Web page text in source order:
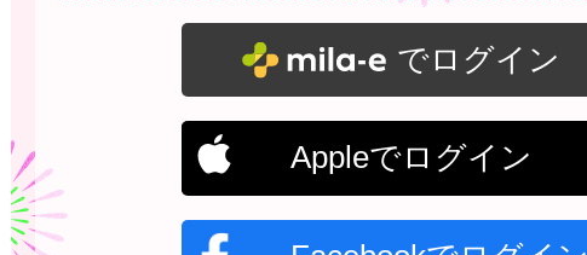
でログイン
Appleでログイン